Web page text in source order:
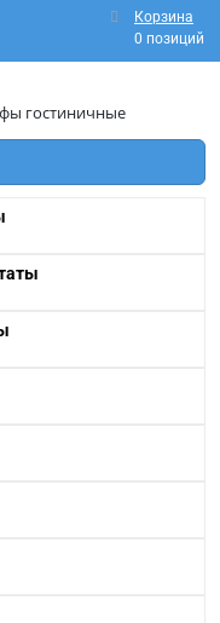
Корзина
0 позиций
гостиничные